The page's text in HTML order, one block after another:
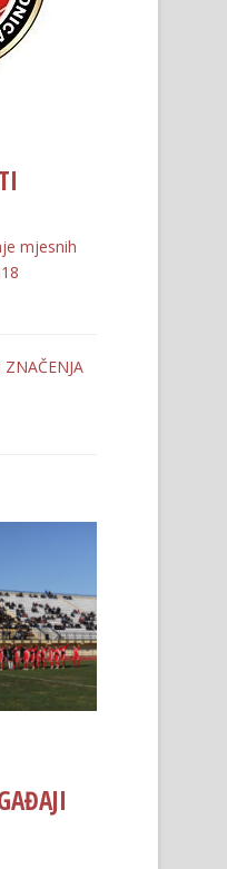
mjesnih